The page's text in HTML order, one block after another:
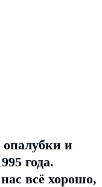
и
года.
всё хорошо,